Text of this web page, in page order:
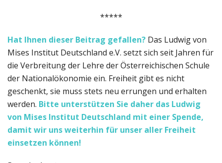
*****
Hat Ihnen dieser Beitrag gefallen? Das Ludwig von
Mises Institut Deutschland e.V. setzt sich seit Jahren für
die Verbreitung der Lehre der Österreichischen Schule
der Nationalökonomie ein. Freiheit gibt es nicht
geschenkt, sie muss stets neu errungen und erhalten
werden. Bitte unterstützen Sie daher das Ludwig
von Mises Institut Deutschland mit einer Spende,
damit wir uns weiterhin für unser aller Freiheit
einsetzen können!